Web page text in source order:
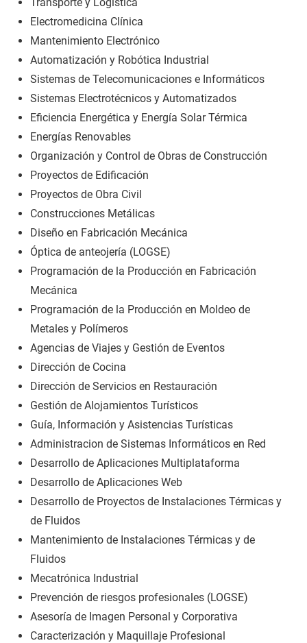
Electromedicina Clínica
Mantenimiento Electrónico
Automatización y Robótica Industrial
Sistemas de Telecomunicaciones e Informáticos
Sistemas Electrotécnicos y Automatizados
Eficiencia Energética y Energía Solar Térmica
Energías Renovables
Organización y Control de Obras de Construcción
Proyectos de Edificación
Proyectos de Obra Civil
Construcciones Metálicas
Diseño en Fabricación Mecánica
Óptica de anteojería (LOGSE)
Programación de la Producción en Fabricación
Mecánica
Programación de la Producción en Moldeo de
Metales y Polímeros
Agencias de Viajes y Gestión de Eventos
Dirección de Cocina
Dirección de Servicios en Restauración
Gestión de Alojamientos Turísticos
Guía, Información y Asistencias Turísticas
Administracion de Sistemas Informáticos en Red
Desarrollo de Aplicaciones Multiplataforma
Desarrollo de Aplicaciones Web
Desarrollo de Proyectos de Instalaciones Térmicas y
de Fluidos
Mantenimiento de Instalaciones Térmicas y de
Fluidos
Mecatrónica Industrial
Prevención de riesgos profesionales (LOGSE)
Asesoría de Imagen Personal y Corporativa
Caracterización y Maquillaje Profesional